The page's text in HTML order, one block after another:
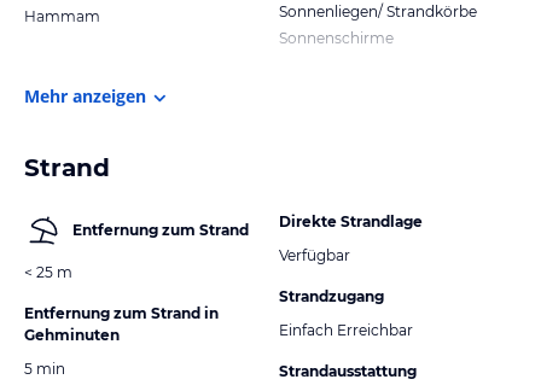
Hammam
Sonnenliegen/ Strandkörbe
Sonnenschirme
Mehr anzeigen
Strand
Entfernung zum Strand
< 25 m
Entfernung zum Strand in
Gehminuten
5 min
Direkte Strandlage
Verfügbar
Strandzugang
Einfach Erreichbar
Strandausstattung